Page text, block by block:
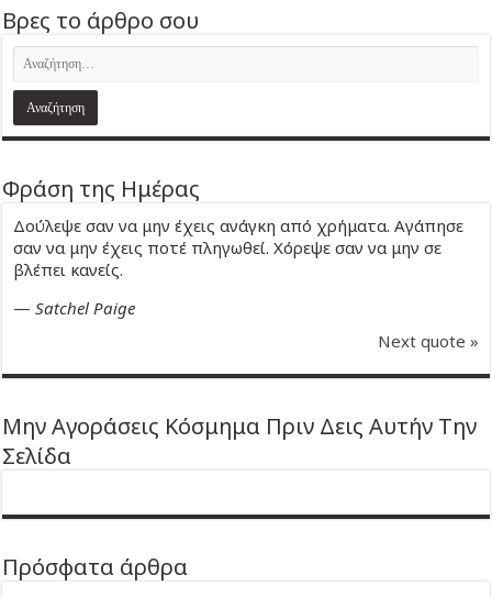
Βρες το άρθρο σου
Φράση της Ημέρας
Δούλεψε σαν να μην έχεις ανάγκη από χρήματα. Αγάπησε
σαν να μην έχεις ποτέ πληγωθεί. Χόρεψε σαν να μην σε
βλέπει κανείς.
—Satchel Paige
Next quote »
Μην Αγοράσεις Κόσμημα Πριν Δεις Αυτήν Την
Σελίδα
Πρόσφατα άρθρα